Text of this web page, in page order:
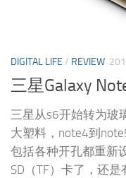
DIGITAL LIFE / REVIEW
三星Galaxy
三星从s6开始转为玻
大塑料，note4到
包括各种开孔都重新
SD（TF）卡了，还